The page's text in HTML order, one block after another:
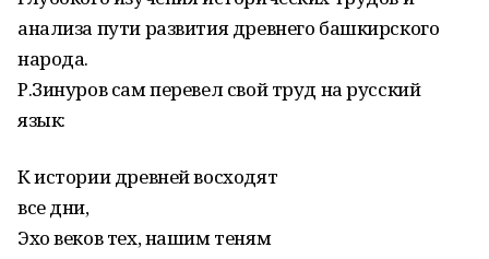
анализа пути развития древнего башкирского
народа.
Р.Зинуров сам перевел свой труд на русский
язык:
К истории древней восходят
все дни,
Эхо веков тех, нашим теням